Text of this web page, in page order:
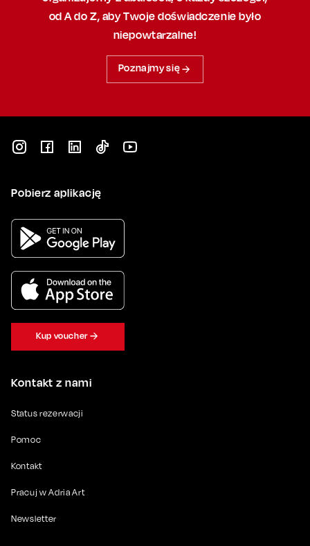
od A do Z, abyTwoje doświadczenie było
niepowtarzalne!
Poznajmy się
Kontakt z nami
Status rezerwacji
Pomoc
Kontakt
Pracuj w Adria Art
Newsletter
Pobierz aplikację
Kup voucher